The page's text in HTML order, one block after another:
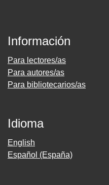
Información
Para lectores/as
Para autores/as
Para bibliotecarios/as
Idioma
English
Español (España)